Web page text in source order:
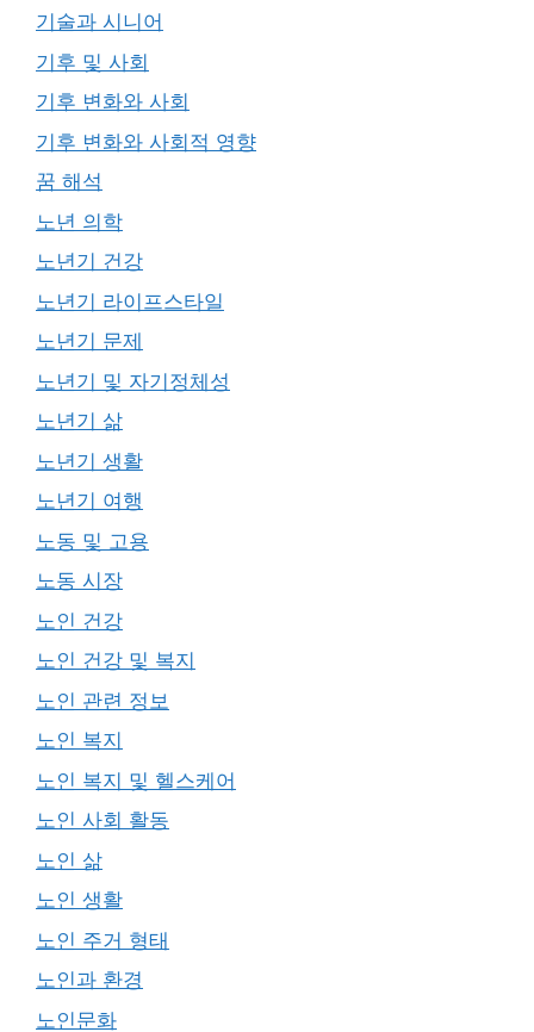
기술과 시니어
기후 및 사회
기후 변화와 사회
기후 변화와 사회적 영향
꿈 해석
노년 의학
노년기 건강
노년기 라이프스타일
노년기 문제
노년기 및 자기정체성
노년기 삶
노년기 생활
노년기 여행
노동 및 고용
노동 시장
노인 건강
노인 건강 및 복지
노인 관련 정보
노인 복지
노인 복지 및 헬스케어
노인 사회 활동
노인 삶
노인 생활
노인 주거 형태
노인과 환경
노인문화